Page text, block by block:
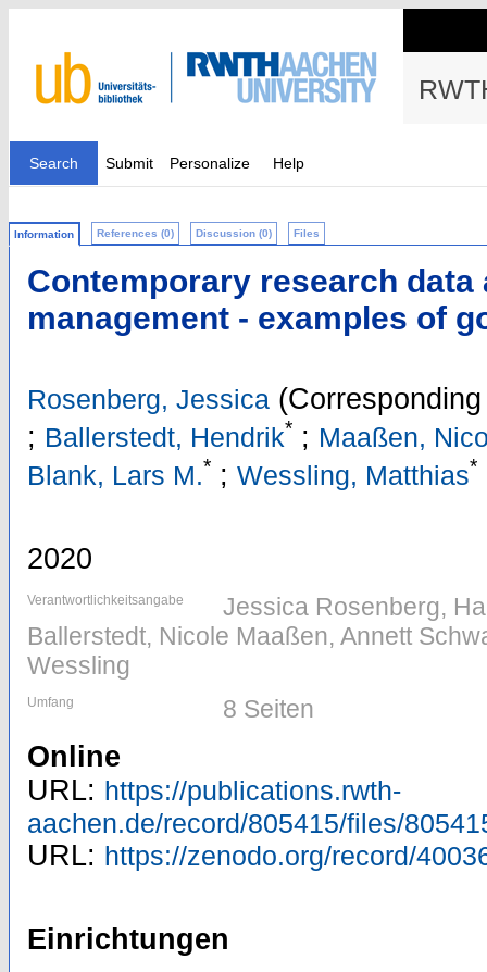
Search Submit Personalize Help
Information References (0) Discussion (0) Files
Contemporary research
management - examples of
Rosenberg, Jessica
; Ballerstedt, Hendrik* ; Maaßen,
Blank, Lars M.* ; Wessling, Matthias*
2020
Verantwortlichkeitsangabe
Jessica Rosenberg,
Ballerstedt, Nicole Maaßen, Annett
Wessling
Umfang 8 Seiten
Online
URL: https://publications.rwth-
aachen.de/record/805415/files/
URL: https://zenodo.org/record/
Einrichtungen